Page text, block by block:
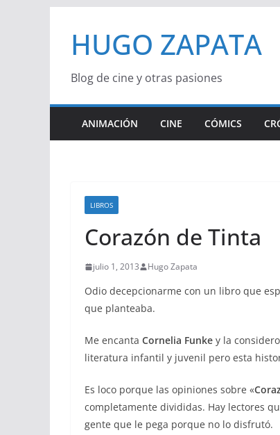
contenido
HUGO ZAPATA
Blog de cine y otras pasiones
ANIMACIÓN CINE CÓMICS
LIBROS
Corazón de Tinta
julio 1, 2013 Hugo Zapata
Odio decepcionarme con un libro que
que planteaba.
Me encanta Cornelia Funke y la
literatura infantil y juvenil pero esta
Es loco porque las opiniones sobre «
completamente divididas. Hay lectores
gente que le pega porque no lo disfrutó.